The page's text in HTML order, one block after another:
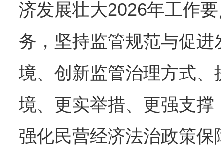
济发展壮大2026年工作
务，坚持监管规范与促
境、创新监管治理方式
境、更实举措、更强支
强化民营经济法治政策